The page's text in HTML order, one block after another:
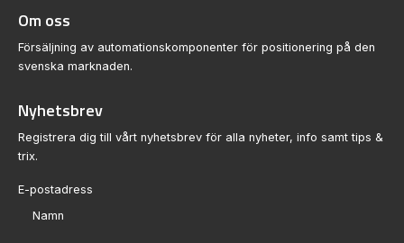
höjdskillnader eller
andra svåra
profilkurvor. Hållaren
infästning för att
kunna monteras i en
Om oss
Försäljning av automationskomponenter för positionering på den
svenska marknaden.
Nyhetsbrev
Registrera dig till vårt nyhetsbrev för alla nyheter, info samt tips &
trix.
Sektion